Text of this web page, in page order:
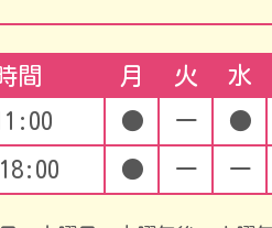
間 月 火 水
● ー ●
● ー ー